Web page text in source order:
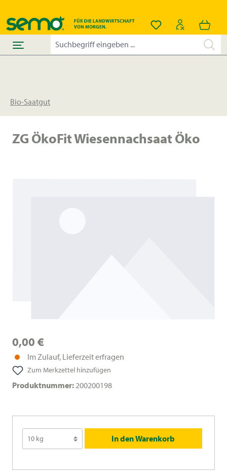
Du hast 0
Bio-Saatgut
ZG ÖkoFit Wiesennachsaat Öko
0,00 €
Im Zulauf, Lieferzeit erfragen
Zum Merkzettel hinzufügen
Produktnummer:200200198
In den Warenkorb